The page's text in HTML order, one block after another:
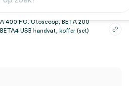
400 F.O. Otoscoop, BETA 200
USB handvat, koffer (set)